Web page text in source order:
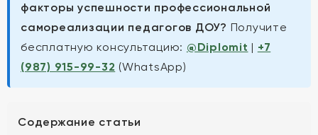
факторы успешности профессиональной
самореализации педагогов ДОУ? Получите
бесплатную консультацию: @Diplomit | +7
(987) 915-99-32 (WhatsApp)
Содержание статьи